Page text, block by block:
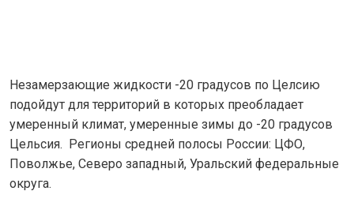
Незамерзающие жидкости -20 градусов по Целсию
подойдут для территорий в которых преобладает
умеренный климат, умеренные зимы до -20 градусов
Цельсия. Регионы средней полосы России: ЦФО,
Поволжье, Северо западный, Уральский федеральные
округа.